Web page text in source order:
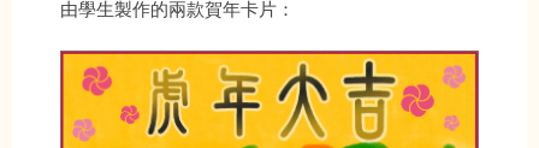
由學生製作的兩款賀年卡片：